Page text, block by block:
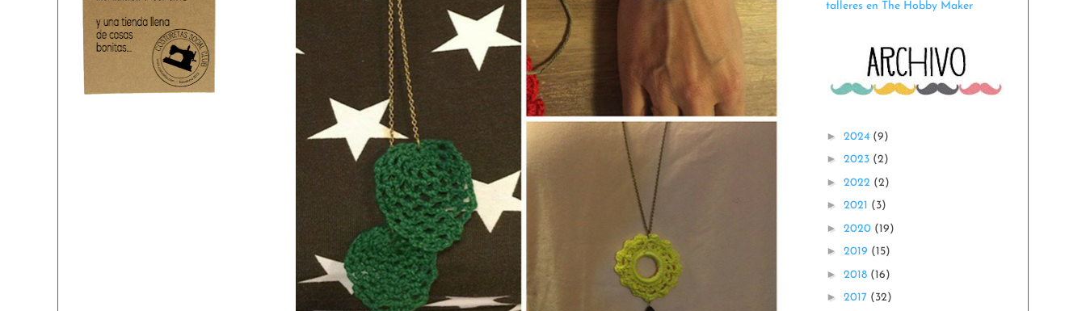
► 2024 (9)
► 2023 (2)
► 2022 (2)
► 2021 (3)
► 2020 (19)
► 2019 (15)
► 2018 (16)
► 2017 (32)